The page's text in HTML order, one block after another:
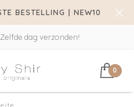
BESTELLING | NEW10
dag verzonden!
0